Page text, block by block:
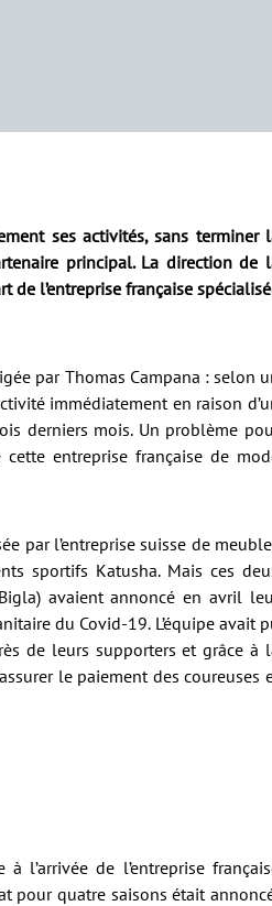
ses activités, sans terminer
principal. La direction de
l’entreprise française
par Thomas Campana : selon
immédiatement en raison
derniers mois. Un problème
entreprise française de
par l’entreprise suisse de
sportifs Katusha. Mais ces
avaient annoncé en avril
du Covid-19. L’équipe avait
de leurs supporters et grâce à
le paiement des coureuses
l’arrivée de l’entreprise
pour quatre saisons était